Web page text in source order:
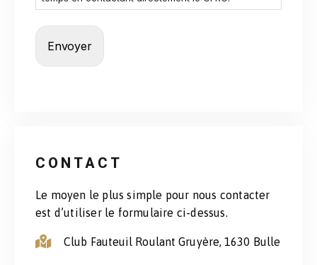
CONTACT
Le moyen le plus simple pour nous contacter
est d’utiliser le formulaire ci-dessus.
Club Fauteuil Roulant Gruyère, 1630 Bulle